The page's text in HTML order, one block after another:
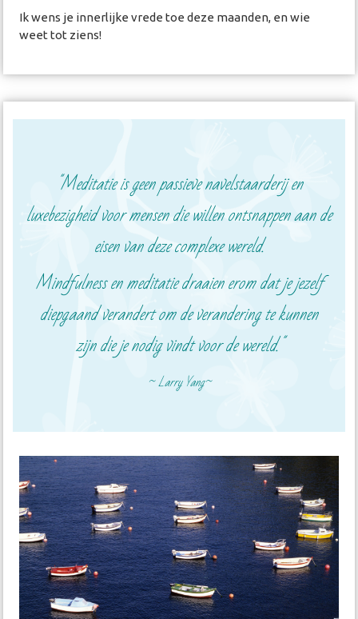
Ik wens je innerlijke vrede toe deze maanden, en wie
weet tot ziens!
"Meditatie is geen passieve navelstaarderij en
luxebezigheid voor mensen die willen ontsnappenaan de
eisen van deze complexe wereld.
Mindfulness en meditatie draaien erom dat je jezelf
diepgaand verandert om de verandering te kunnen
zijndie je nodig vindt voor de wereld."
~ Larry Yang~